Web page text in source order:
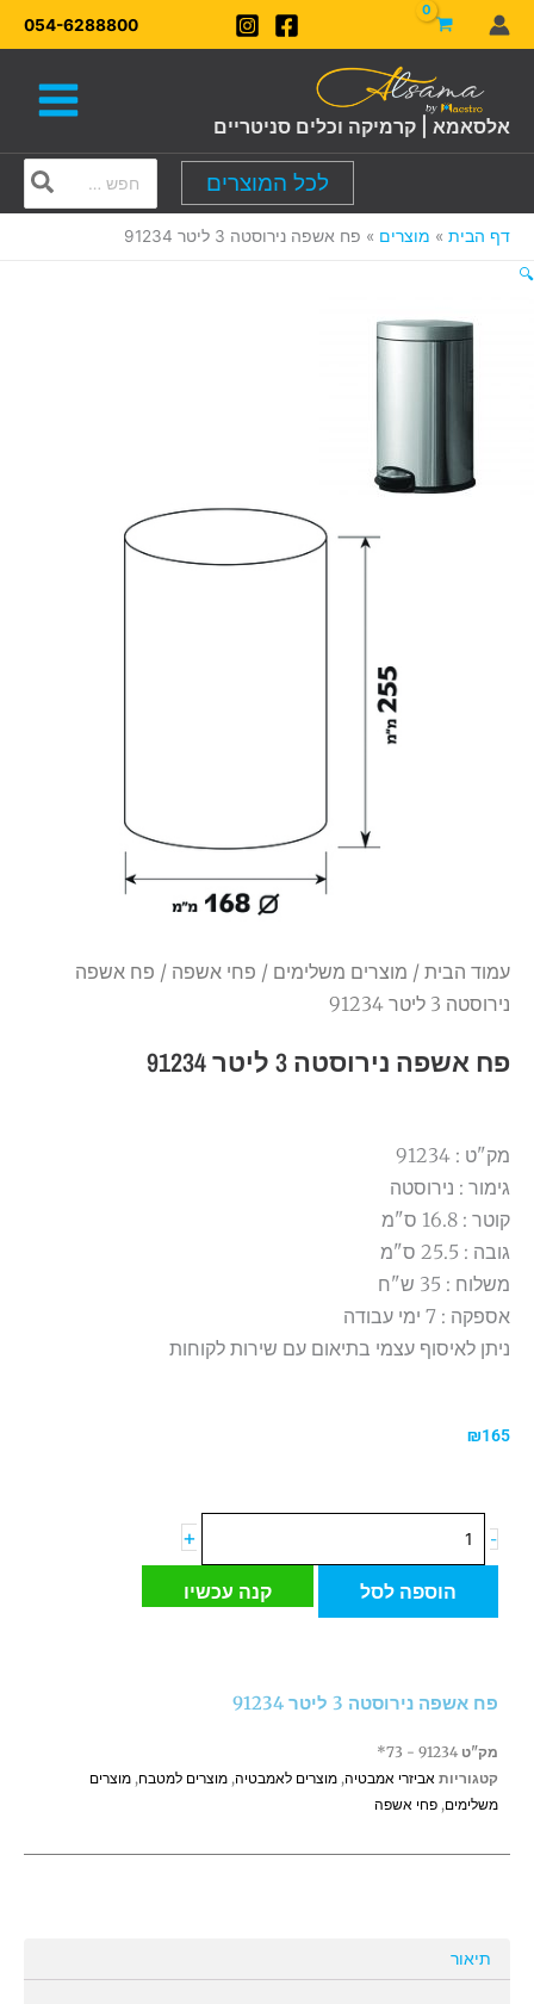
דילוג
לתוכן
054-6288800
אלסאמא | קרמיקה וכלים סניטריים
לכל המוצרים
for:
דף הבית מוצרים
פח אשפה נירוסטה 3 ליטר 91234
🔍
עמוד הבית / מוצרים משלימים / פחי אשפה / פח אשפה
נירוסטה 3 ליטר 91234
פח אשפה נירוסטה 3 ליטר 91234
מק"ט : 91234
גימור : נירוסטה
קוטר : 16.8 ס"מ
גובה : 25.5 ס"מ
משלוח : 35 ש"ח
אספקה : 7 ימי עבודה
ניתן לאיסוף עצמי בתיאום עם שירות לקוחות
₪165
-
של
אשפה
91234
+
הוספה לסל קנה עכשיו
פח אשפה נירוסטה 3 ליטר 91234
מק"ט 91234 - 73*
קטגוריות אביזרי אמבטיה, מוצרים לאמבטיה, מוצרים למטבח, מוצרים
משלימים, פחי אשפה
תיאור